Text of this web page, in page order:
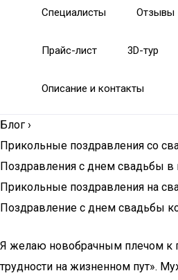
Специалисты Отзывы
Прайс-лист 3D-тур
Описание и контакты
Блог ›
Прикольные поздравления со
Поздравления с днем свадьбы в
Прикольные поздравления на
Поздравление с днем свадьбы
Я желаю новобрачным плечом к
трудности на жизненном пут».